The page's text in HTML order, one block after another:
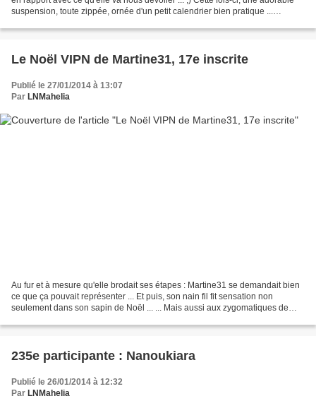
suspension, toute zippée, ornée d'un petit calendrier bien pratique ...
Le Noël VIPN de Martine31, 17e inscrite
Publié le 27/01/2014 à 13:07
Par LNMahelia
Au fur et à mesure qu'elle brodait ses étapes : Martine31 se demandait bien
ce que ça pouvait représenter ... Et puis, son nain fil fit sensation non
seulement dans son sapin de Noël ... ... Mais aussi aux zygomatiques de
235e participante : Nanoukiara
Publié le 26/01/2014 à 12:32
Par LNMahelia